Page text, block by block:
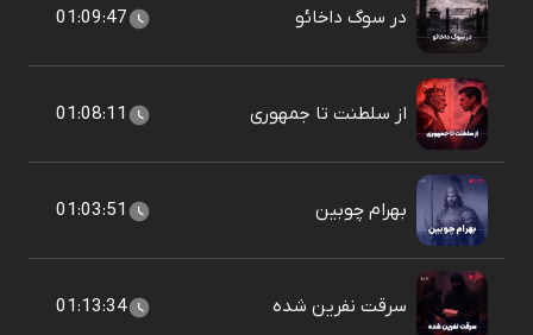
در سوگ داخائو 01:09:47
از سلطنت تا جمهوری 01:08:11
بهرام چوبین 01:03:51
سرقت نفرین شده 01:13:34